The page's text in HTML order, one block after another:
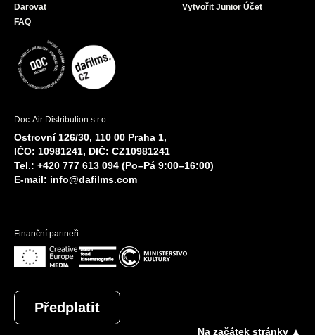
Darovat
FAQ
Vytvořit Junior Účet
Doc-Air Distribution s.r.o.
Ostrovní 126/30, 110 00 Praha 1,
IČO: 10981241, DIČ: CZ10981241
Tel.: +420 777 613 094 (Po–Pá 9:00–16:00)
E-mail: info@dafilms.com
Finanční partneři
Předplatit
Na začátek stránky ▲